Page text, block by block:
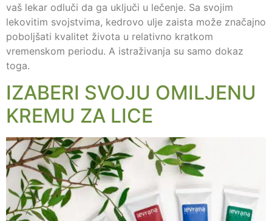
vaš lekar odluči da ga uključi u lečenje. Sa svojim
lekovitim svojstvima, kedrovo ulje zaista može značajno
poboljšati kvalitet života u relativno kratkom
vremenskom periodu. A istraživanja su samo dokaz
toga.
IZABERI SVOJU OMILJENU
KREMU ZA LICE